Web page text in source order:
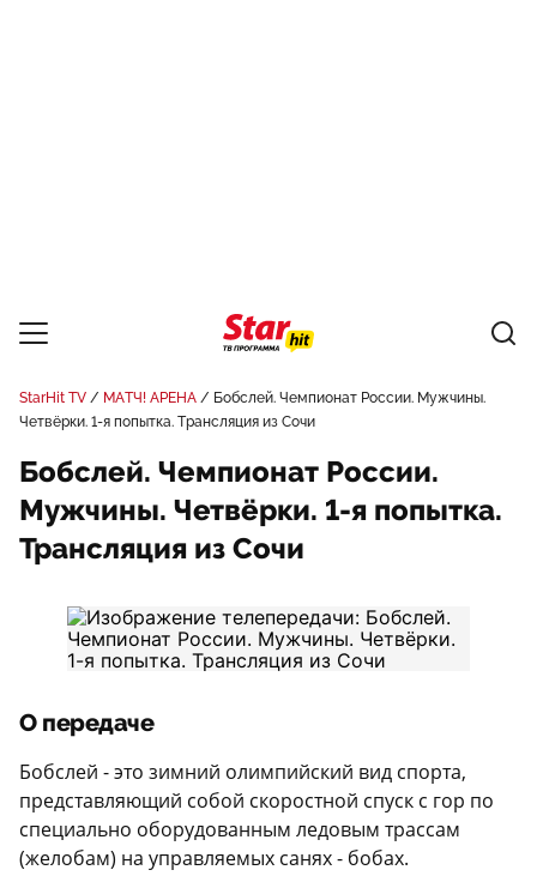
StarHit TV МАТЧ! АРЕНА
Бобслей. Чемпионат России. Мужчины.
Четвёрки. 1-я попытка. Трансляция из Сочи
Бобслей. Чемпионат России.
Мужчины. Четвёрки. 1-я попытка.
Трансляция из Сочи
О передаче
Бобслей - это зимний олимпийский вид спорта,
представляющий собой скоростной спуск с гор по
специально оборудованным ледовым трассам
(желобам) на управляемых санях - бобах.